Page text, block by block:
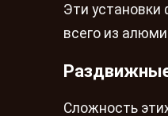
Эти
всего из
Сложность